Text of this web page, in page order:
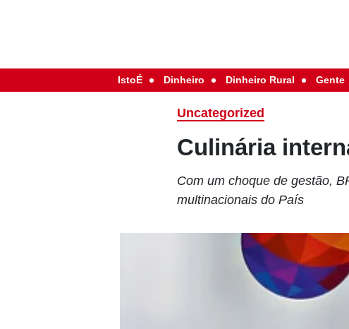
IstoÉ Dinheiro Dinheiro Rural Gente
Uncategorized
Culinária
Com um choque de gestão,
multinacionais do País